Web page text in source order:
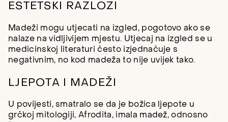
ESTETSKI RAZLOZI
Madeži mogu utjecati na izgled, pogotovo ako se
nalaze na vidljivijem mjestu. Utjecaj na izgled se u
medicinskoj literaturi često izjednačuje s
negativnim, no kod madeža to nije uvijek tako.
LJEPOTA I MADEŽI
U povijesti, smatralo se da je božica ljepote u
grčkoj mitologiji, Afrodita, imala madež, odnosno